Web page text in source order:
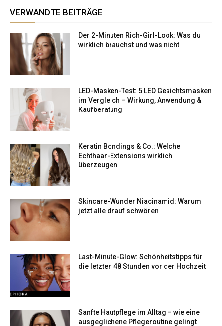
VERWANDTE BEITRÄGE
Der 2-Minuten Rich-Girl-Look: Was du
wirklich brauchst und was nicht
LED-Masken-Test: 5 LED Gesichtsmasken
im Vergleich – Wirkung, Anwendung &
Kaufberatung
Keratin Bondings & Co.: Welche
Echthaar-Extensions wirklich
überzeugen
Skincare-Wunder Niacinamid: Warum
jetzt alle drauf schwören
Last-Minute-Glow: Schönheitstipps für
die letzten 48 Stunden vor der Hochzeit
Sanfte Hautpflege im Alltag – wie eine
ausgeglichene Pflegeroutine gelingt